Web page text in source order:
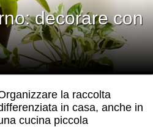
decorare con
la raccolta
in casa, anche in
cucina piccola